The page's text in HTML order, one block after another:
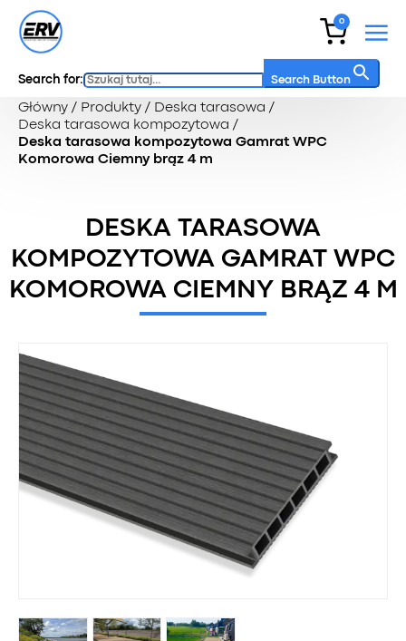
0
Search for: Search Button
Główny / Produkty / Deska tarasowa /
Deska tarasowa kompozytowa /
Deska tarasowa kompozytowa Gamrat WPC
Komorowa Ciemny brąz 4 m
DESKA TARASOWA
KOMPOZYTOWA GAMRAT WPC
KOMOROWA CIEMNY BRĄZ 4 M